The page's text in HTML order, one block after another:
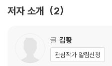
저자 소개 2
글 김황
관심작가 알림신청